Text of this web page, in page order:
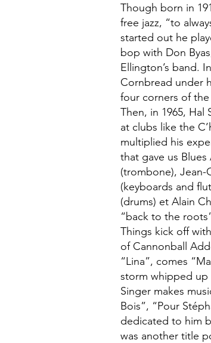
Though born in
free jazz, “to
started out he
bop with Don
Ellington’s band.
Cornbread under
four corners of
Then, in 1965, Hal
at clubs like the
multiplied his
that gave us
(trombone), Jean-
(keyboards and
(drums) et Alain
“back to the
Things kick off
of Cannonball
“Lina”, comes
storm whipped up
Singer makes
Bois”, “Pour
dedicated to him
was another title